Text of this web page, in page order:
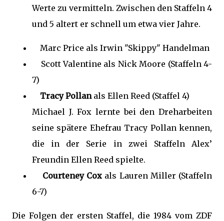
Werte zu vermitteln. Zwischen den Staffeln 4
und 5 altert er schnell um etwa vier Jahre.
Marc Price als Irwin "Skippy" Handelman
Scott Valentine als Nick Moore (Staffeln 4-
7)
Tracy Pollanals Ellen Reed (Staffel 4)
Michael J. Fox lernte bei den Dreharbeiten
seine spätere Ehefrau Tracy Pollan kennen,
die in der Serie in zwei Staffeln Alex’
Freundin Ellen Reed spielte.
Courteney Cox als Lauren Miller (Staffeln
6-7)
Die Folgen der ersten Staffel, die 1984 vom ZDF